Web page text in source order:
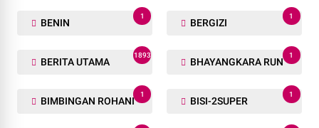
BENIN
1
BERGIZI
1
BERITA UTAMA
1893
BHAYANGKARA RUN
1
BIMBINGAN ROHANI
1
BISI-2SUPER
1